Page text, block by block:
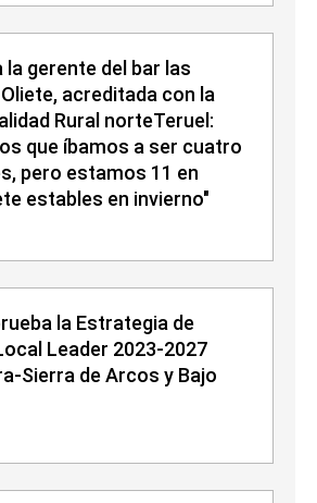
la gerente del bar las
acreditada con la
Rural norteTeruel:
que íbamos a ser cuatro
pero estamos 11 en
estables en invierno"
la Estrategia de
Leader 2023-2027
Sierra de Arcos y Bajo